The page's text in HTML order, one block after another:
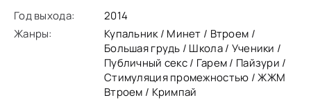
Катсуми заставляет парня кончить, но он
Год выхода:
2014
Жанры:
Купальник / Минет / Втроем /
Большая грудь / Школа / Ученики /
Публичный секс / Гарем / Пайзури /
Стимуляция промежностью / ЖЖМ
Втроем / Кримпай